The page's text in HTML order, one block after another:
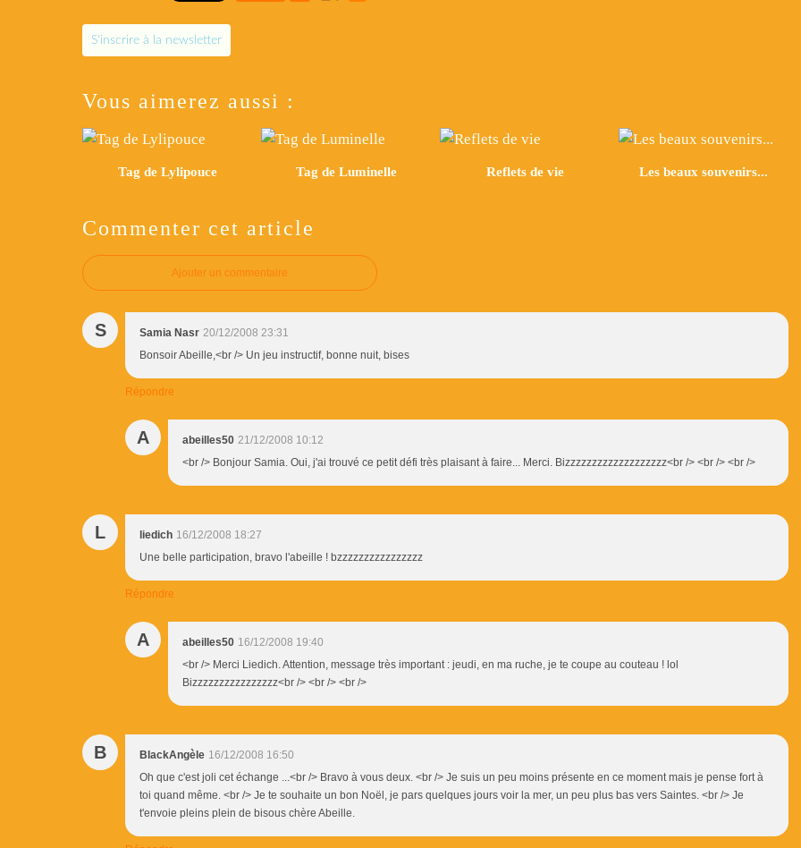
S'inscrire à la newsletter
Vous aimerez aussi :
Tag de Lylipouce Tag de Luminelle Reflets de vie Les beaux souvenirs...
Commenter cet article
Ajouter un commentaire
S Samia Nasr 20/12/2008 23:31
Bonsoir Abeille,<br /> Un jeu instructif, bonne nuit, bises
Répondre
A abeilles50 21/12/2008 10:12
<br /> Bonjour Samia. Oui, j'ai trouvé ce petit défi très plaisant à faire... Merci. Bizzzzzzzzzzzzzzzzzzz<br /> <br /> <br />
L liedich 16/12/2008 18:27
Une belle participation, bravo l'abeille ! bzzzzzzzzzzzzzzzz
Répondre
A abeilles50 16/12/2008 19:40
<br /> Merci Liedich. Attention, message très important : jeudi, en ma ruche, je te coupe au couteau ! lol
Bizzzzzzzzzzzzzzzz<br /> <br /> <br />
B BlackAngèle 16/12/2008 16:50
Oh que c'est joli cet échange ...<br /> Bravo à vous deux. <br /> Je suis un peu moins présente en ce moment mais je pense fort à
toi quand même. <br /> Je te souhaite un bon Noël, je pars quelques jours voir la mer, un peu plus bas vers Saintes. <br /> Je
t'envoie pleins plein de bisous chère Abeille.